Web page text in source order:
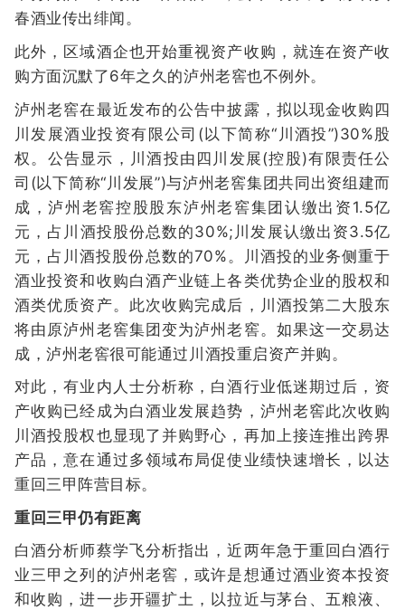
春酒业传出绯闻。
此外，区域酒企也开始重视资产收购，就连在资产收
购方面沉默了6年之久的泸州老窖也不例外。
泸州老窖在最近发布的公告中披露，拟以现金收购四
川发展酒业投资有限公司(以下简称“川酒投”)30%股
权。公告显示，川酒投由四川发展(控股)有限责任公
司(以下简称“川发展”)与泸州老窖集团共同出资组建而
成，泸州老窖控股股东泸州老窖集团认缴出资1.5亿
元，占川酒投股份总数的30%;川发展认缴出资3.5亿
元，占川酒投股份总数的70%。川酒投的业务侧重于
酒业投资和收购白酒产业链上各类优势企业的股权和
酒类优质资产。此次收购完成后，川酒投第二大股东
将由原泸州老窖集团变为泸州老窖。如果这一交易达
成，泸州老窖很可能通过川酒投重启资产并购。
对此，有业内人士分析称，白酒行业低迷期过后，资
产收购已经成为白酒业发展趋势，泸州老窖此次收购
川酒投股权也显现了并购野心，再加上接连推出跨界
产品，意在通过多领域布局促使业绩快速增长，以达
重回三甲阵营目标。
重回三甲仍有距离
白酒分析师蔡学飞分析指出，近两年急于重回白酒行
业三甲之列的泸州老窖，或许是想通过酒业资本投资
和收购，进一步开疆扩土，以拉近与茅台、五粮液、